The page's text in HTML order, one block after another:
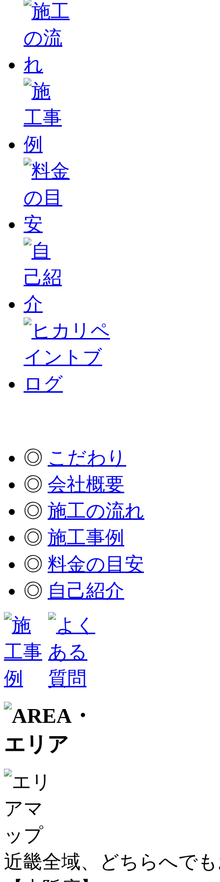
◎ こだわり
◎ 会社概要
◎ 施工の流れ
◎ 施工事例
◎ 料金の目安
◎ 自己紹介
近畿全域、どちらへで